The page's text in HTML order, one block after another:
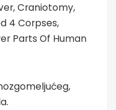
Craniotomy,
4 Corpses,
Parts Of Human